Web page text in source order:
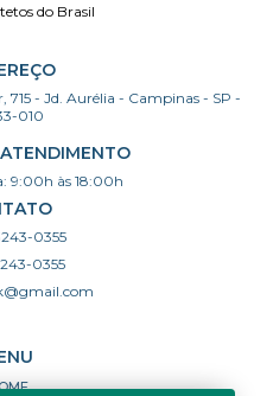
do Brasil
- Jd. Aurélia - Campinas - SP -
010
9:00h às 18:00h
0355
0355